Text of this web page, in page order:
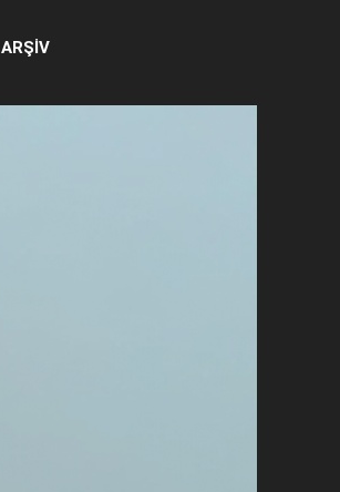
ARŞİV